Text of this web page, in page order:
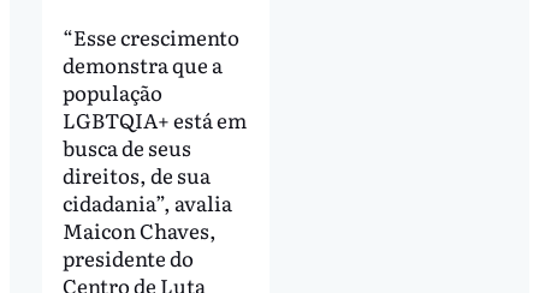
“Esse crescimento
demonstra que a
população
LGBTQIA+ está em
busca de seus
direitos, de sua
cidadania”, avalia
Maicon Chaves,
presidente do
Centro de Luta